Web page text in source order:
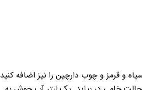
و قرمز و چوب دارچین را نیز اضافه کنید